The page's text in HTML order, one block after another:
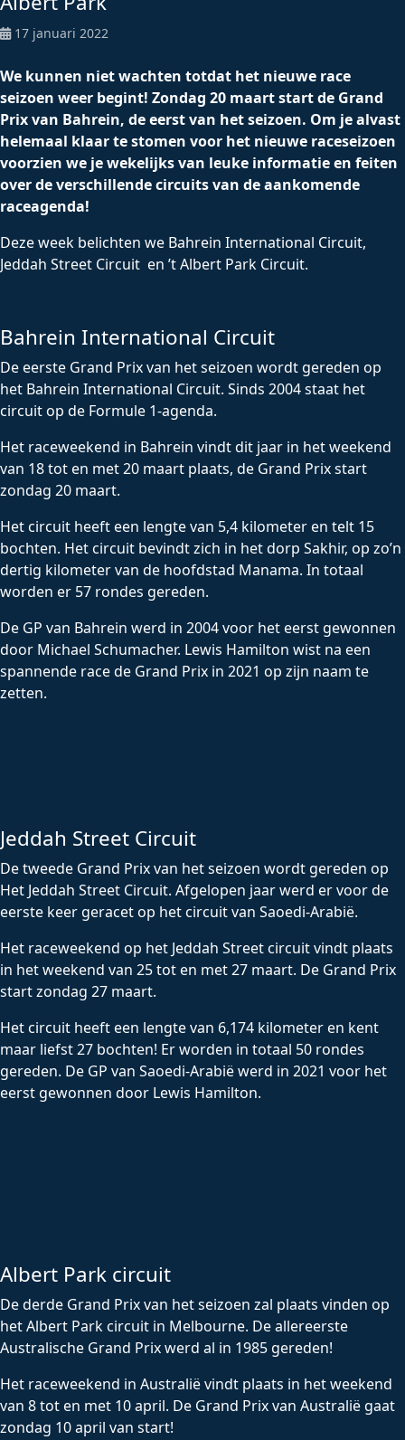
17 januari 2022
We kunnen niet wachten totdat het nieuwe race
seizoen weer begint! Zondag 20 maart start de Grand
Prix van Bahrein, de eerst van het seizoen. Om je alvast
helemaal klaar te stomen voor het nieuwe raceseizoen
voorzien we je wekelijks van leuke informatie en feiten
over de verschillende circuits van de aankomende
raceagenda!
Deze week belichten we Bahrein International Circuit,
Jeddah Street Circuit en ’t Albert Park Circuit.
Bahrein International Circuit
De eerste Grand Prix van het seizoen wordt gereden op
het Bahrein International Circuit. Sinds 2004 staat het
circuit op de Formule 1-agenda.
Het raceweekend in Bahrein vindt dit jaar in het weekend
van 18 tot en met 20 maart plaats, de Grand Prix start
zondag 20 maart.
Het circuit heeft een lengte van 5,4 kilometer en telt 15
bochten. Het circuit bevindt zich in het dorp Sakhir, op zo’n
dertig kilometer van de hoofdstad Manama. In totaal
worden er 57 rondes gereden.
De GP van Bahrein werd in 2004 voor het eerst gewonnen
door Michael Schumacher. Lewis Hamilton wist na een
spannende race de Grand Prix in 2021 op zijn naam te
zetten.
Jeddah Street Circuit
De tweede Grand Prix van het seizoen wordt gereden op
Het Jeddah Street Circuit. Afgelopen jaar werd er voor de
eerste keer geracet op het circuit van Saoedi-Arabië.
Het raceweekend op het Jeddah Street circuit vindt plaats
in het weekend van 25 tot en met 27 maart. De Grand Prix
start zondag 27 maart.
Het circuit heeft een lengte van 6,174 kilometer en kent
maar liefst 27 bochten! Er worden in totaal 50 rondes
gereden. De GP van Saoedi-Arabië werd in 2021 voor het
eerst gewonnen door Lewis Hamilton.
Albert Park circuit
De derde Grand Prix van het seizoen zal plaats vinden op
het Albert Park circuit in Melbourne. De allereerste
Australische Grand Prix werd al in 1985 gereden!
Het raceweekend in Australië vindt plaats in het weekend
van 8 tot en met 10 april. De Grand Prix van Australië gaat
zondag 10 april van start!